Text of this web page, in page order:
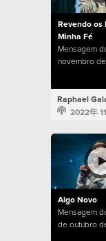
Revendo os
Minha Fé
Mensagem
novembro
2022年 11月 6日
Algo Novo
Mensagem
de outubro